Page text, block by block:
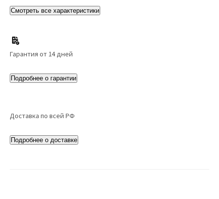
Смотреть все характеристики
Гарантия от 14 дней
Подробнее о гарантии
Доставка по всей РФ
Подробнее о доставке